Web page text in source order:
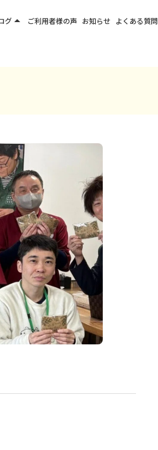
グarrow_drop_up ご利用者様の声 お知らせ よくある質問